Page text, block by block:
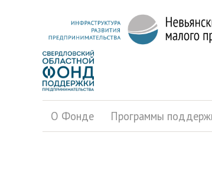
О Фонде Программы